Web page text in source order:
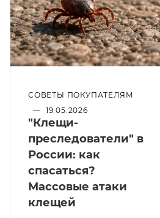
СОВЕТЫ ПОКУПАТЕЛЯМ
— 19.05.2026
"Клещи-
преследователи" в
России: как
спасаться?
Массовые атаки
клещей